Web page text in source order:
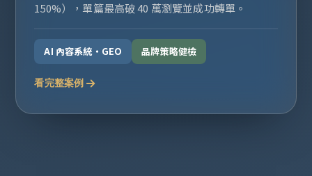
150%），單篇最高破 40 萬瀏覽並成功轉單。
AI 內容系統・GEO 品牌策略健檢
看完整案例